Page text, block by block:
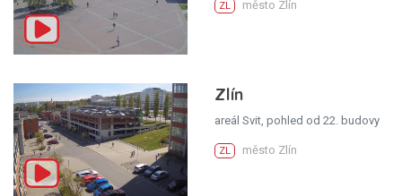
ZL město Zlín
Zlín
areál Svit, pohled od 22. budovy
ZL město Zlín